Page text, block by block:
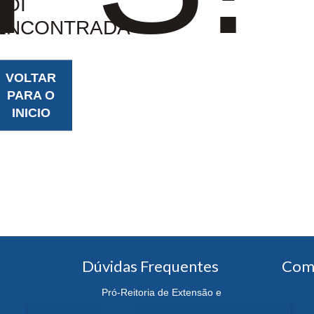
VOLTAR
PARA O
INICIO
Dúvidas Frequentes
Pró-Reitoria de Extensão e